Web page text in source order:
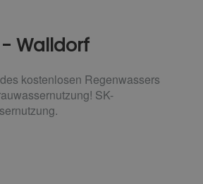
Walldorf
kostenlosen Regenwassers
SK-